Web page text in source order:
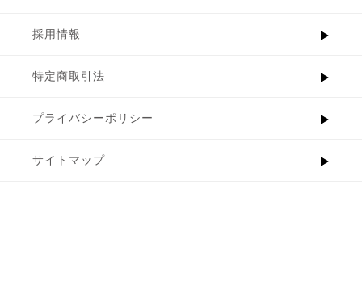
採用情報
特定商取引法
プライバシーポリシー
サイトマップ